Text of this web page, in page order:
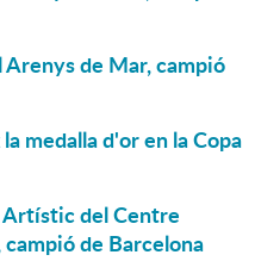
Arenys de Mar, campió
medalla d'or en la Copa
Artístic del Centre
de Barcelona